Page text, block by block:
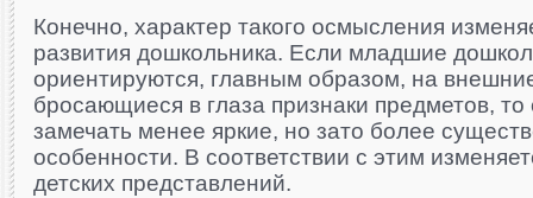
Конечно, характер такого осмысления
развития дошкольника. Если младшие
ориентируются, главным образом, на
бросающиеся в глаза признаки предметов,
замечать менее яркие, но зато более
особенности. В соответствии с этим
детских представлений.